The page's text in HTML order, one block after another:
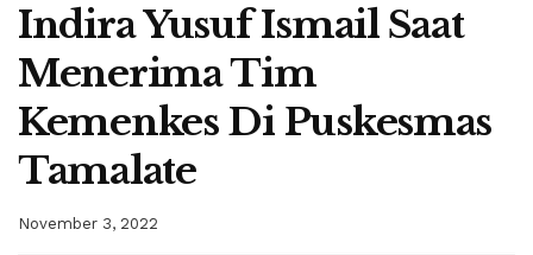
Indira Yusuf Ismail Saat
Menerima Tim
Kemenkes Di Puskesmas
Tamalate
November 3, 2022